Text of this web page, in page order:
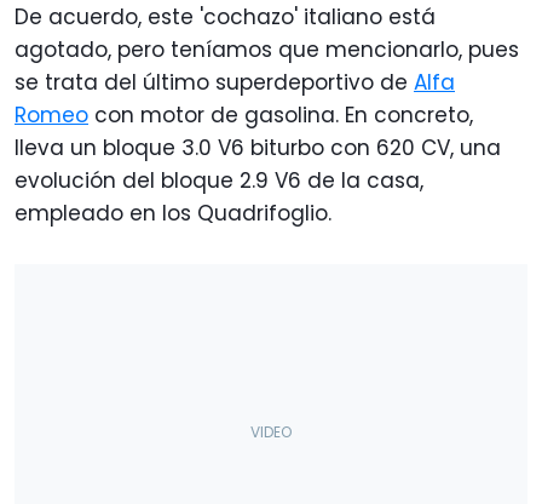
De acuerdo, este 'cochazo' italiano está
agotado, pero teníamos que mencionarlo, pues
se trata del último superdeportivo de Alfa
Romeo con motor de gasolina. En concreto,
lleva un bloque 3.0 V6 biturbo con 620 CV, una
evolución del bloque 2.9 V6 de la casa,
empleado en los Quadrifoglio.